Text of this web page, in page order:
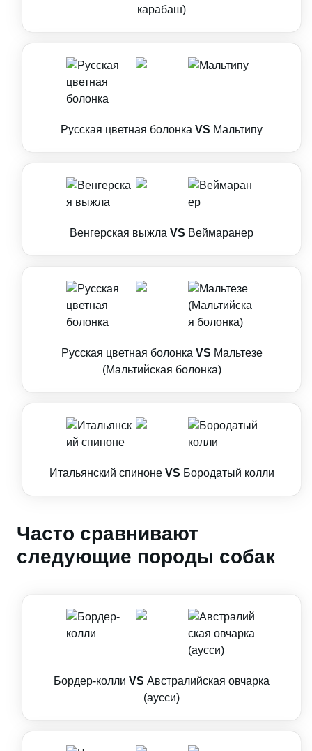
карабаш)
Русская цветная болонка VS Мальтипу
Венгерская выжла VS Веймаранер
Русская цветная болонка VS Мальтезе
(Мальтийская болонка)
Итальянский спиноне VS Бородатый колли
Часто сравнивают
следующие породы собак
Бордер-колли VS Австралийская овчарка
(аусси)